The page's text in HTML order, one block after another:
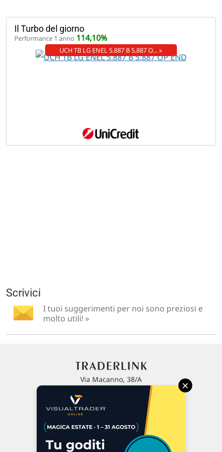
Il Turbo del giorno
Performance 1 anno 114,10%
UCH TB LG ENEL 5.887 B 5.887 O… »
Scrivici
I tuoi suggerimenti per noi sono preziosi e
molto utili! »
Via Macanno, 38/A
P.IVA 02 452 460 401
Chi siamo
Commenti e segnalazioni
×